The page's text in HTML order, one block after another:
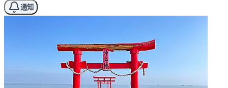
通知